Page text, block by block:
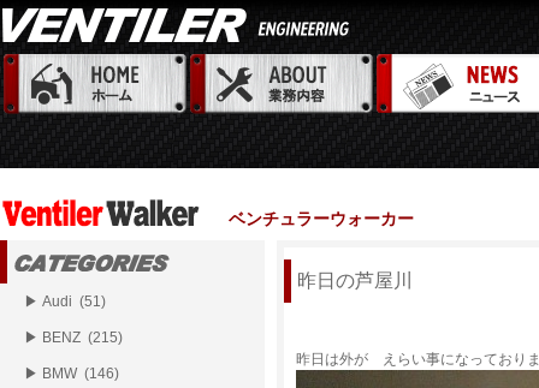
ベンチュラーウォーカー
昨日の芦屋川
昨日は外が えらい事になっており
▶ Audi (51)
▶ BENZ (215)
▶ BMW (146)